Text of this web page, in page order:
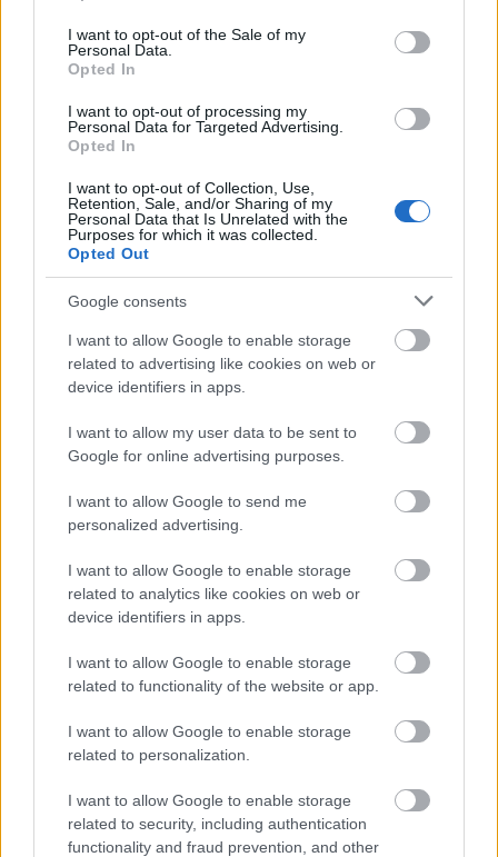
use your data for below specified purposes in below Google
consent section.
I want to opt-out of the Sale of my
Personal Data.
Opted In
I want to opt-out of processing my
Personal Data for Targeted Advertising.
Opted In
I want to opt-out of Collection, Use,
Retention, Sale, and/or Sharing of my
Personal Data that Is Unrelated with the
Purposes for which it was collected.
Opted Out
Google consents
I want to allow Google to enable storage
related to advertising like cookies on web or
device identifiers in apps.
I want to allow my user data to be sent to
Google for online advertising purposes.
I want to allow Google to send me
personalized advertising.
I want to allow Google to enable storage
related to analytics like cookies on web or
device identifiers in apps.
I want to allow Google to enable storage
related to functionality of the website or app.
I want to allow Google to enable storage
related to personalization.
I want to allow Google to enable storage
related to security, including authentication
functionality and fraud prevention, and other
Βάλε το proson.gr στα αποτελέσματα
αναζήτησης της Google
Δημοφιλείς Ειδήσεις
Ανοικτές 1.779 θέσεις εργασίας στο
Δημόσιο (χωρίς πτυχίο)
Πυροσβεστική Σχολή: Νέος
κανονισμός για δόκιμους – Τι αλλάζει
σε διαμονή, σίτιση και πρακτική
εκπαίδευση
e-ΕΦΚΑ: Έως 846 ευρώ επιπλέον στη
χρήματα
ΔΥΠΑ: Ευκαιρία συνταξιοδότησης για
8.000 ανέργους άνω των 55 ετών –
Ξεκίνησαν οι αιτήσεις